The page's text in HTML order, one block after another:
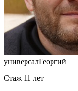
универсалГеоргий
Cтаж 11 лет